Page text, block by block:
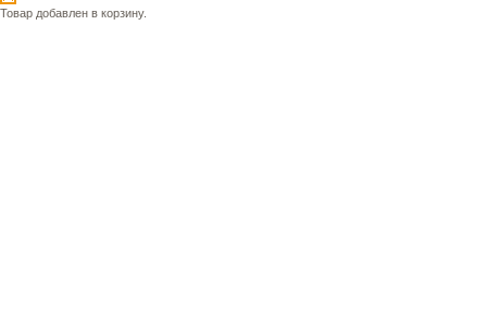
Товар добавлен в корзину.